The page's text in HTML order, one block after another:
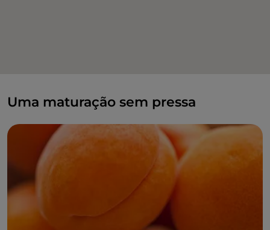
Uma maturação sem pressa